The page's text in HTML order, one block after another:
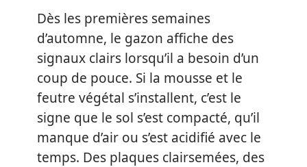
Dès les premières semaines
d’automne, le gazon affiche des
signaux clairs lorsqu’il a besoin d’un
coup de pouce. Si la mousse et le
feutre végétal s’installent, c’est le
signe que le sol s’est compacté, qu’il
manque d’air ou s’est acidifié avec le
temps. Des plaques clairsemées, des